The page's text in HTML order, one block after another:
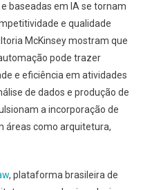
baseadas em IA se tornam
e qualidade
McKinsey mostram que
pode trazer
e eficiência em atividades
de dados e produção de
a incorporação de
áreas como arquitetura,
, plataforma brasileira de